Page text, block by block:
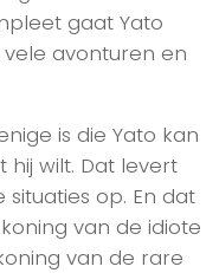
gaat Yato
avonturen en
is die Yato kan
hij wilt. Dat levert
op. En dat
van de idiote
van de rare